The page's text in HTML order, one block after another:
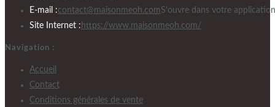
E-mail :contact@maisonmeoh.comS’ouvre dans votre application
Site Internet : https://www.maisonmeoh.com/
Navigation :
Accueil
Contact
Conditions générales de vente